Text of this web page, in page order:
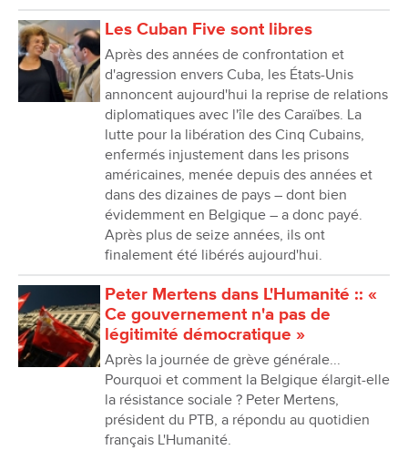
Les Cuban Five sont libres
Après des années de confrontation et
d'agression envers Cuba, les États-Unis
annoncent aujourd'hui la reprise de relations
diplomatiques avec l'île des Caraïbes. La
lutte pour la libération des Cinq Cubains,
enfermés injustement dans les prisons
américaines, menée depuis des années et
dans des dizaines de pays – dont bien
évidemment en Belgique – a donc payé.
Après plus de seize années, ils ont
finalement été libérés aujourd'hui.
Peter Mertens dans L'Humanité :: «
Ce gouvernement n'a pas de
légitimité démocratique »
Après la journée de grève générale...
Pourquoi et comment la Belgique élargit-elle
la résistance sociale ? Peter Mertens,
président du PTB, a répondu au quotidien
français L'Humanité.